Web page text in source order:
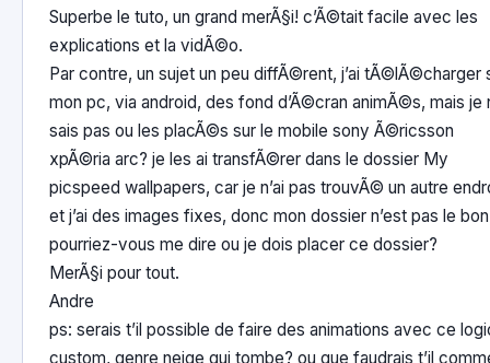
Superbe le tuto, un grand merÃ§i! c’Ã©tait facile avec les
explications et la vidÃ©o.
Par contre, un sujet un peu diffÃ©rent, j’ai tÃ©lÃ©charger
mon pc, via android, des fond d’Ã©cran animÃ©s, mais je
sais pas ou les placÃ©s sur le mobile sony Ã©ricsson
xpÃ©ria arc? je les ai transfÃ©rer dans le dossier My
picspeed wallpapers, car je n’ai pas trouvÃ© un autre
et j’ai des images fixes, donc mon dossier n’est pas le
pourriez-vous me dire ou je dois placer ce dossier?
MerÃ§i pour tout.
Andre
ps: serais t’il possible de faire des animations avec ce
custom, genre neige qui tombe? ou que faudrais t’il